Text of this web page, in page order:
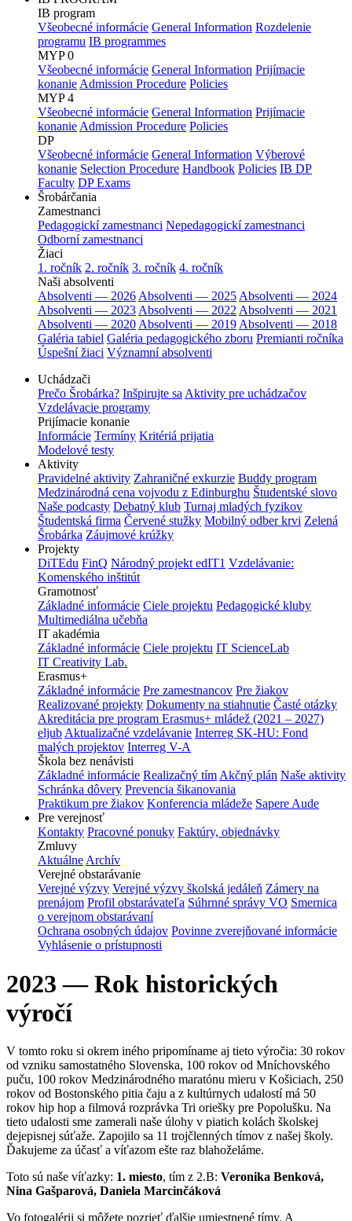
IB program
Všeobecné informácie General Information Rozdelenie
programu IB programmes
MYP 0
Všeobecné informácie General Information Prijímacie
konanie Admission Procedure Policies
MYP 4
Všeobecné informácie General Information Prijímacie
konanie Admission Procedure Policies
DP
Všeobecné informácie General Information Výberové
konanie Selection Procedure Handbook Policies IB DP
Faculty DP Exams
Šrobárčania
Zamestnanci
Pedagogickí zamestnanci Nepedagogickí zamestnanci
Odborní zamestnanci
Žiaci
1. ročník 2. ročník 3. ročník 4. ročník
Naši absolventi
Absolventi — 2026 Absolventi — 2025 Absolventi — 2024
Absolventi — 2023 Absolventi — 2022 Absolventi — 2021
Absolventi — 2020 Absolventi — 2019 Absolventi — 2018
Galéria tabiel Galéria pedagogického zboru Premianti ročníka
Úspešní žiaci Významní absolventi
Uchádzači
Prečo Šrobárka? Inšpirujte sa Aktivity pre uchádzačov
Vzdelávacie programy
Prijímacie konanie
Informácie Termíny Kritériá prijatia
Modelové testy
Aktivity
Pravidelné aktivity Zahraničné exkurzie Buddy program
Medzinárodná cena vojvodu z Edinburghu Študentské slovo
Naše podcasty Debatný klub Turnaj mladých fyzikov
Študentská firma Červené stužky Mobilný odber krvi Zelená
Šrobárka Záujmové krúžky
Projekty
DiTEdu FinQ Národný projekt edIT1 Vzdelávanie:
Komenského inštitút
Gramotnosť
Základné informácie Ciele projektu Pedagogické kluby
Multimediálna učebňa
IT akadémia
Základné informácie Ciele projektu IT ScienceLab
IT Creativity Lab.
Erasmus+
Základné informácie Pre zamestnancov Pre žiakov
Realizované projekty Dokumenty na stiahnutie Časté otázky
Akreditácia pre program Erasmus+ mládež (2021 – 2027)
eljub Aktualizačné vzdelávanie Interreg SK-HU: Fond
malých projektov Interreg V-A
Škola bez nenávisti
Základné informácie Realizačný tím Akčný plán Naše aktivity
Schránka dôvery Prevencia šikanovania
Praktikum pre žiakov Konferencia mládeže Sapere Aude
Pre verejnosť
Kontakty Pracovné ponuky Faktúry, objednávky
Zmluvy
Aktuálne Archív
Verejné obstarávanie
Verejné výzvy Verejné výzvy školská jedáleň Zámery na
prenájom Profil obstarávateľa Súhrnné správy VO Smernica
o verejnom obstarávaní
Ochrana osobných údajov Povinne zverejňované informácie
Vyhlásenie o prístupnosti
2023 — Rok historických
výročí
V tomto roku si okrem iného pripomíname aj tieto výročia: 30 rokov
od vzniku samostatného Slovenska, 100 rokov od Mníchovského
puču, 100 rokov Medzinárodného maratónu mieru v Košiciach, 250
rokov od Bostonského pitia čaju a z kultúrnych udalostí má 50
rokov hip hop a filmová rozprávka Tri oriešky pre Popolušku. Na
tieto udalosti sme zamerali naše úlohy v piatich kolách školskej
dejepisnej súťaže. Zapojilo sa 11 trojčlenných tímov z našej školy.
Ďakujeme za účasť a víťazom ešte raz blahoželáme.
Toto sú naše víťazky: 1. miesto, tím z 2.B: Veronika Benková,
Nina Gašparová, Daniela Marcinčáková
Vo fotogalérii si môžete pozrieť ďalšie umiestnené tímy. A